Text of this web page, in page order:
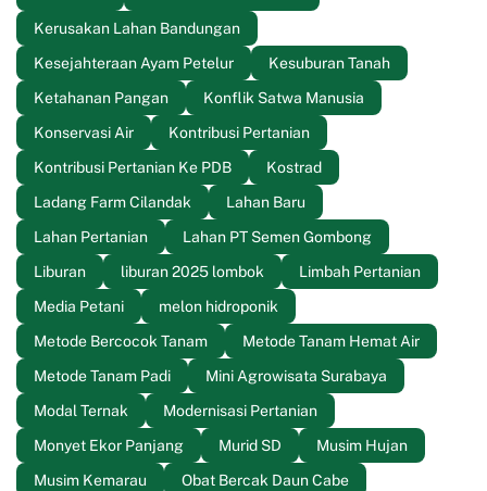
Kerusakan Lahan Bandungan
Kesejahteraan Ayam Petelur
Kesuburan Tanah
Ketahanan Pangan
Konflik Satwa Manusia
Konservasi Air
Kontribusi Pertanian
Kontribusi Pertanian Ke PDB
Kostrad
Ladang Farm Cilandak
Lahan Baru
Lahan Pertanian
Lahan PT Semen Gombong
Liburan
liburan 2025 lombok
Limbah Pertanian
Media Petani
melon hidroponik
Metode Bercocok Tanam
Metode Tanam Hemat Air
Metode Tanam Padi
Mini Agrowisata Surabaya
Modal Ternak
Modernisasi Pertanian
Monyet Ekor Panjang
Murid SD
Musim Hujan
Musim Kemarau
Obat Bercak Daun Cabe